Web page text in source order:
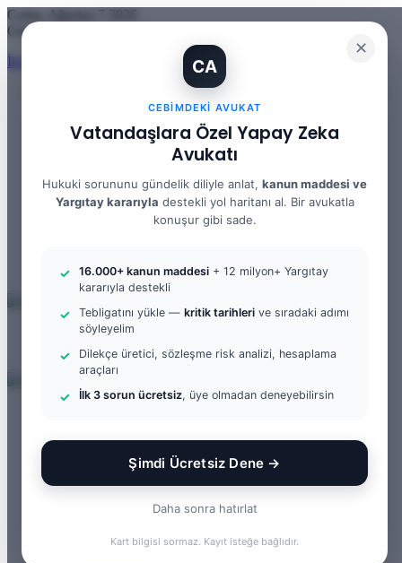
✕
CA
CEBIMDEKI AVUKAT
Vatandaşlara Özel Yapay Zeka
Avukatı
Hukuki sorununu gündelik diliyle anlat, kanun maddesi ve
Yargıtay kararıyla destekli yol haritanı al. Bir avukatla
konuşur gibi sade.
16.000+ kanun maddesi + 12 milyon+ Yargıtay
kararıyla destekli
Tebligatını yükle — kritik tarihleri ve sıradaki adımı
söyleyelim
Dilekçe üretici, sözleşme risk analizi, hesaplama
araçları
İlk 3 sorun ücretsiz, üye olmadan deneyebilirsin
Şimdi Ücretsiz Dene →
Daha sonra hatırlat
Kart bilgisi sormaz. Kayıt isteğe bağlıdır.
Cuma, Ağustos 7 2026
Güncel Makale
İhtiyaç Nedeniyle Tahliye: 9. Hukuk Dairesi 2025/7083 K.
Facebook
Instagram
WhatsApp
Arama yap ...
Arama yap ...
Kayıt Ol
Borçlar Hukuku
Ceza Hukuku
Gayrimenkul Hukuku
Medeni Hukuku
Tazminat Hukuku
Vergi & İdare Hukuku